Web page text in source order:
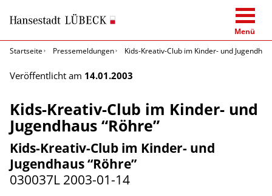
Menü
Startseite
Pressemeldungen Kids-Kreativ-Club im Kinder- und
Veröffentlicht am 14.01.2003
Kids-Kreativ-Club im Kinder- und
Jugendhaus “Röhre”
Kids-Kreativ-Club im Kinder- und
Jugendhaus “Röhre”
030037L 2003-01-14